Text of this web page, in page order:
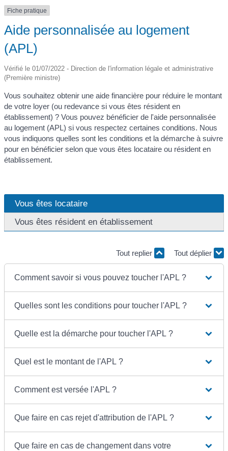
Fiche pratique
Aide personnalisée au logement
(APL)
Vérifié le 01/07/2022 - Direction de l'information légale et administrative
(Première ministre)
Vous souhaitez obtenir une aide financière pour réduire le montant
de votre loyer (ou redevance si vous êtes résident en
établissement) ? Vous pouvez bénéficier de l'aide personnalisée
au logement (APL) si vous respectez certaines conditions. Nous
vous indiquons quelles sont les conditions et la démarche à suivre
pour en bénéficier selon que vous êtes locataire ou résident en
établissement.
Vous êtes locataire
Vous êtes résident en établissement
Tout replier Tout déplier
Comment savoir si vous pouvez toucher l'APL ?
Quelles sont les conditions pour toucher l'APL ?
Quelle est la démarche pour toucher l'APL ?
Quel est le montant de l'APL ?
Comment est versée l'APL ?
Que faire en cas rejet d'attribution de l'APL ?
Que faire en cas de changement dans votre